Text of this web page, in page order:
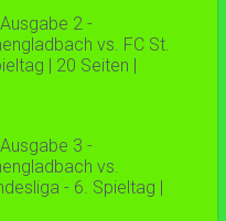
2 -
vs. FC St.
| 20 Seiten |
3 -
vs.
- 6. Spieltag |